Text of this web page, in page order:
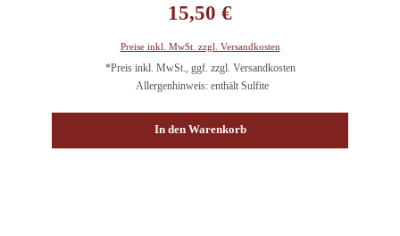
15,50 €
Preise inkl. MwSt. zzgl. Versandkosten
*Preis inkl. MwSt., ggf. zzgl. Versandkosten
Allergenhinweis: enthält Sulfite
In den Warenkorb